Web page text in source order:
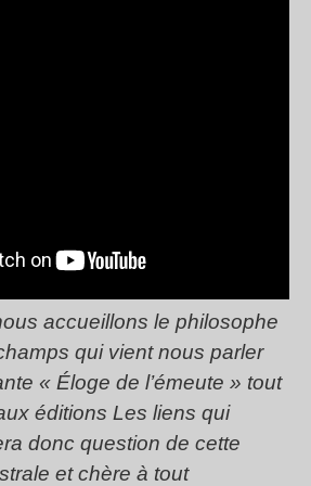
accueillons le philosophe
qui vient nous parler
« Éloge de l’émeute » tout
éditions Les liens qui
donc question de cette
et chère à tout